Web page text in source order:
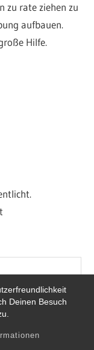
Deinen Besuch
zu rate ziehen zu
aufbauen.
Hilfe.